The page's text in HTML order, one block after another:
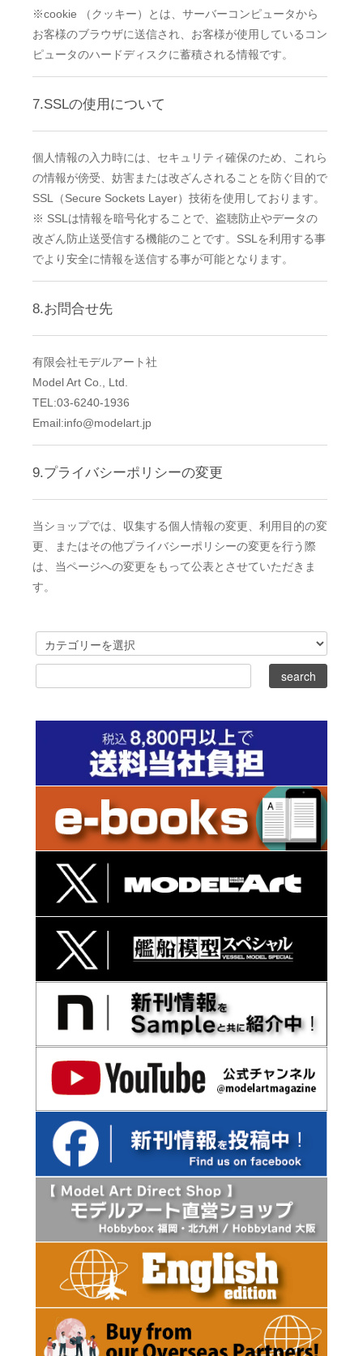
※cookie （クッキー）とは、サーバーコンピュータから
お客様のブラウザに送信され、お客様が使用しているコン
ピュータのハードディスクに蓄積される情報です。
7.SSLの使用について
個人情報の入力時には、セキュリティ確保のため、これら
の情報が傍受、妨害または改ざんされることを防ぐ目的で
SSL（Secure Sockets Layer）技術を使用しております。
※ SSLは情報を暗号化することで、盗聴防止やデータの
改ざん防止送受信する機能のことです。SSLを利用する事
でより安全に情報を送信する事が可能となります。
8.お問合せ先
有限会社モデルアート社
Model Art Co., Ltd.
TEL:03-6240-1936
Email:info@modelart.jp
9.プライバシーポリシーの変更
当ショップでは、収集する個人情報の変更、利用目的の変
更、またはその他プライバシーポリシーの変更を行う際
は、当ページへの変更をもって公表とさせていただきま
す。